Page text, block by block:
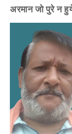
अरमान जो पुरे न